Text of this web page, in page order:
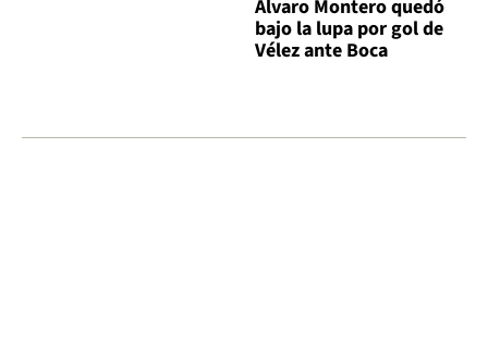
Álvaro Montero quedó
bajo la lupa por gol de
Vélez ante Boca